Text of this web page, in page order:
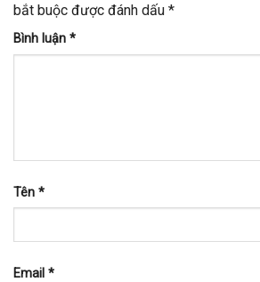
bắt buộc được đánh dấu *
Bình luận *
Tên *
Email *